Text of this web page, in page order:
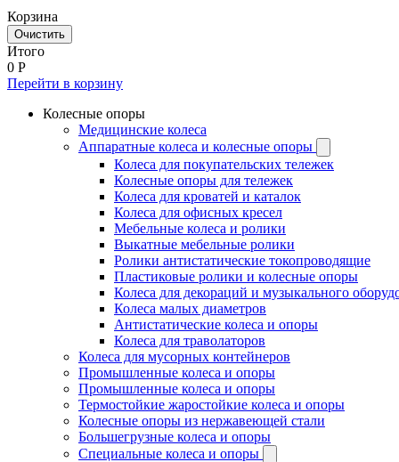
Корзина
Очистить
Итого
0 Р
Перейти в корзину
Колесные опоры
Медицинские колеса
Аппаратные колеса и колесные опоры
Колеса для покупательских тележек
Колесные опоры для тележек
Колеса для кроватей и каталок
Колеса для офисных кресел
Мебельные колеса и ролики
Выкатные мебельные ролики
Ролики антистатические токопроводящие
Пластиковые ролики и колесные опоры
Колеса для декораций и музыкального
Колеса малых диаметров
Антистатические колеса и опоры
Колеса для траволаторов
Колеса для мусорных контейнеров
Промышленные колеса и опоры
Промышленные колеса и опоры
Термостойкие жаростойкие колеса и опоры
Колесные опоры из нержавеющей стали
Большегрузные колеса и опоры
Специальные колеса и опоры